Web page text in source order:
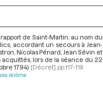
de Saint-Martin, au nom du
accordant un secours à Jean-
Nicolas Pénard, Jean Sévin et
lors de la séance du 22
1794) [Décret] pp.117-118
Jérôme